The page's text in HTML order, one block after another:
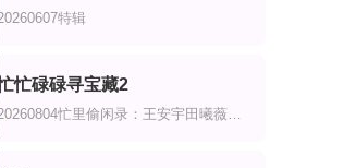
特辑
忙碌碌寻宝藏2
20260804忙里偷闲录：王安宇田曦薇共创